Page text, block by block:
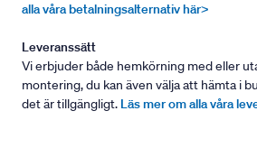
alla våra betalningsalternativ här>
Leveranssätt
Vi erbjuder både hemkörning med eller
montering, du kan även välja att hämta i
det är tillgängligt. Läs mer om alla våra